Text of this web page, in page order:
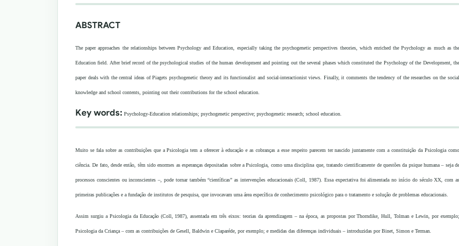
ABSTRACT
The paper approaches the relationships between Psychology and Education, especially taking the psychogenetic perspectives theories, which enriched the Psychology as much as the
Education field. After brief record of the psychological studies of the human development and pointing out the several phases which constituted the Psychology of the Development, the
paper deals with the central ideas of Piagets psychogenetic theory and its functionalist and social-interactionist views. Finally, it comments the tendency of the researches on the social
knowledge and school contents, pointing out their contributions for the school education.
Key words: Psychology-Education relationships; psychogenetic perspective; psychogenetic research; school education.
Muito se fala sobre as contribuições que a Psicologia tem a oferecer à educação e as cobranças a esse respeito parecem ter nascido juntamente com a constituição da Psicologia como
ciência. De fato, desde então, têm sido enormes as esperanças depositadas sobre a Psicologia, como uma disciplina que, tratando cientificamente de questões da psique humana – seja de
processos conscientes ou inconscientes –, pode tornar também “científicas” as intervenções educacionais (Coll, 1987). Essa expectativa foi alimentada no início do século XX, com as
primeiras publicações e a fundação de institutos de pesquisa, que invocavam uma área específica de conhecimento psicológico para o tratamento e solução de problemas educacionais.
Assim surgiu a Psicologia da Educação (Coll, 1987), assentada em três eixos: teorias da aprendizagem – na época, as propostas por Thorndike, Hull, Tolman e Lewin, por exemplo;
Psicologia da Criança – com as contribuições de Gesell, Baldwin e Claparéde, por exemplo; e medidas das diferenças individuais – introduzidas por Binet, Simon e Terman.